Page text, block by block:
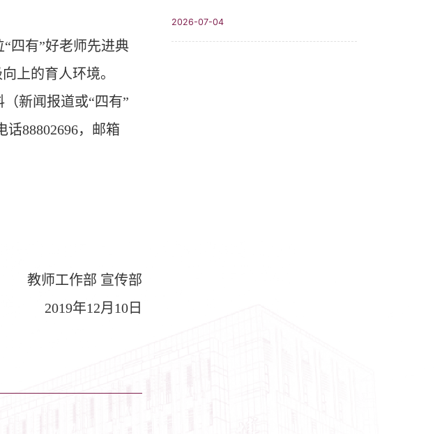
四有”好老师先进典
上的育人环境。
新闻报道或“四有”
话88802696，邮箱
教师工作部 宣传部
2019年12月10日
2026-07-04